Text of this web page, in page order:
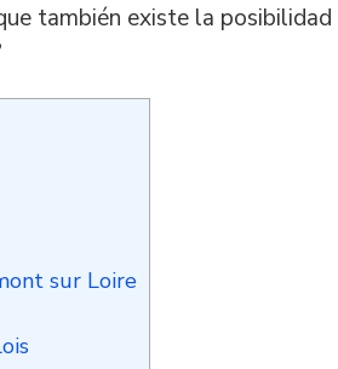
también existe la posibilidad
sur Loire